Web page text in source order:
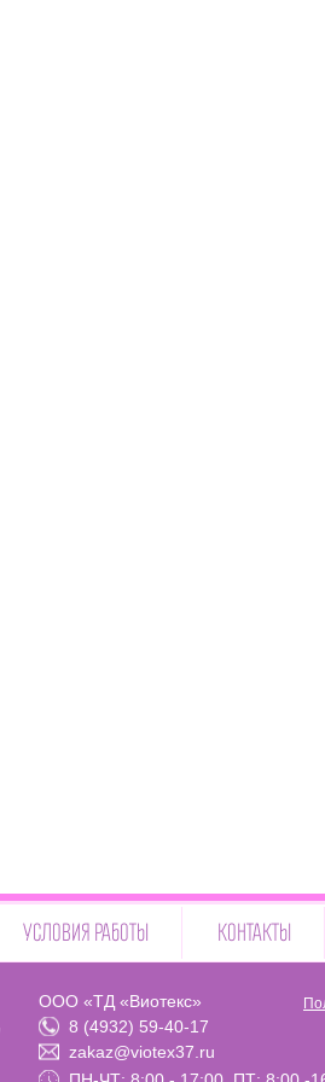
УСЛОВИЯ РАБОТЫ КОНТАКТЫ
ООО «ТД «Виотекс»
8 (4932) 59-40-17
zakaz@viotex37.ru